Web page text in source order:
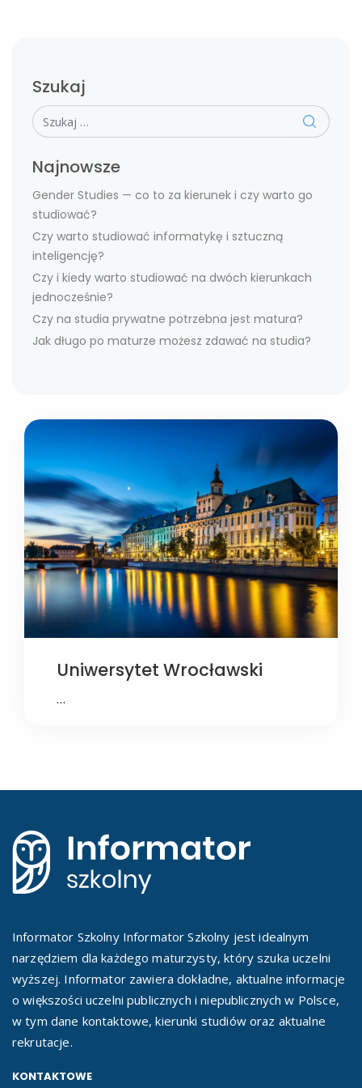
Szukaj
Szukaj
Najnowsze
Gender Studies — co to za kierunek i czy warto go
studiować?
Czy warto studiować informatykę i sztuczną
inteligencję?
Czy i kiedy warto studiować na dwóch kierunkach
jednocześnie?
Czy na studia prywatne potrzebna jest matura?
Jak długo po maturze możesz zdawać na studia?
Uniwersytet Wrocławski
…
Informator Szkolny Informator Szkolny jest idealnym
narzędziem dla każdego maturzysty, który szuka uczelni
wyższej. Informator zawiera dokładne, aktualne informacje
o większości uczelni publicznych i niepublicznych w Polsce,
w tym dane kontaktowe, kierunki studiów oraz aktualne
rekrutacje.
KONTAKTOWE